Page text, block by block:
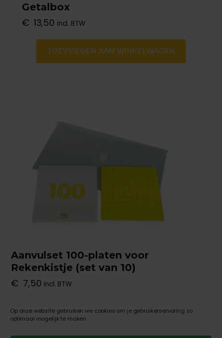
Op onze website gebruiken we cookies om je gebruikerservaring zo
optimaal mogelijk te maken.
Getalbox
€ 13,50 incl. BTW
TOEVOEGEN AAN WINKELWAGEN
Aanvulset 100-platen voor
Rekenkistje (set van 10)
€ 7,50 incl. BTW
TOEVOEGEN AAN WINKELWAGEN